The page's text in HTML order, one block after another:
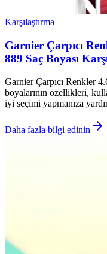
Karşılaştırma
Garnier Çarpıcı
889 Saç Boyası
Garnier Çarpıcı Renkler
boyalarının özellikleri,
iyi seçimi yapmanıza
Daha fazla bilgi edinin